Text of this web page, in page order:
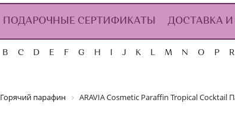
ПОДАРОЧНЫЕ СЕРТИФИКАТЫ ДОСТАВКА И
B C D E F G H J K L M N O P R
Горячий парафин ARAVIA Cosmetic Paraffin Tropical